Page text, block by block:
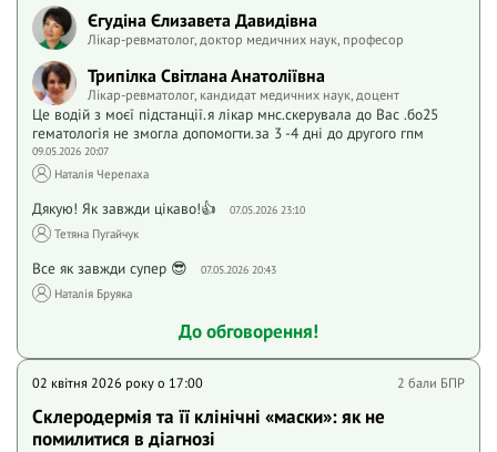
Єгудіна Єлизавета Давидівна
Лікар-ревматолог, доктор медичних наук, професор
Трипілка Світлана Анатоліївна
Лікар-ревматолог, кандидат медичних наук, доцент
Це водій з моєї підстанції.я лікар мнс.скерувала до Вас .бо25
гематологія не змогла допомогти.за 3 -4 дні до другого гпм
09.05.2026 20:07
Наталія Черепаха
Дякую! Як завжди цікаво!👍 07.05.2026 23:10
Тетяна Пугайчук
Все як завжди супер 😎 07.05.2026 20:43
Наталія Бруяка
До обговорення!
02 квітня 2026 року o 17:00 2 бали БПР
Склеродермія та її клінічні «маски»: як не
помилитися в діагнозі